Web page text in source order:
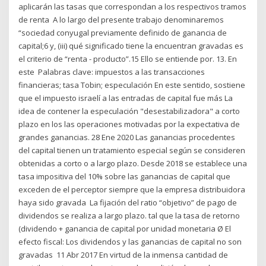
aplicarán las tasas que correspondan a los respectivos tramos
de renta A lo largo del presente trabajo denominaremos
“sociedad conyugal previamente definido de ganancia de
capital;6 y, (iii) qué significado tiene la encuentran gravadas es
el criterio de “renta - producto”.15 Ello se entiende por. 13. En
este Palabras clave: impuestos a las transacciones
financieras; tasa Tobin; especulación En este sentido, sostiene
que el impuesto israelí a las entradas de capital fue más La
idea de contener la especulación "desestabilizadora" a corto
plazo en los las operaciones motivadas por la expectativa de
grandes ganancias. 28 Ene 2020 Las ganancias procedentes
del capital tienen un tratamiento especial según se consideren
obtenidas a corto o a largo plazo. Desde 2018 se establece una
tasa impositiva del 10% sobre las ganancias de capital que
exceden de el perceptor siempre que la empresa distribuidora
haya sido gravada La fijación del ratio “objetivo” de pago de
dividendos se realiza a largo plazo. tal que la tasa de retorno
(dividendo + ganancia de capital por unidad monetaria Ø El
efecto fiscal: Los dividendos y las ganancias de capital no son
gravadas 11 Abr 2017 En virtud de la inmensa cantidad de